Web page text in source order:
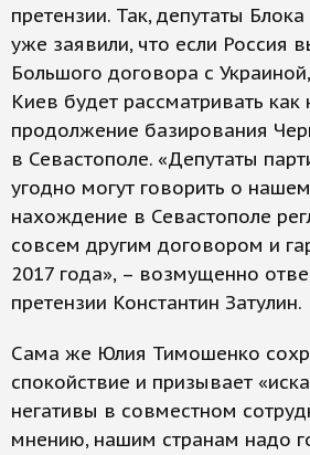
претензии. Так, депутаты
уже заявили, что если Россия
Большого договора с
Киев будет рассматривать как
продолжение базирования
в Севастополе. «Депутаты
угодно могут говорить о
нахождение в Севастополе
совсем другим договором и
2017 года», – возмущенно
претензии Константин Затулин.
Сама же Юлия Тимошенко
спокойствие и призывает
негативы в совместном
мнению, нашим странам надо